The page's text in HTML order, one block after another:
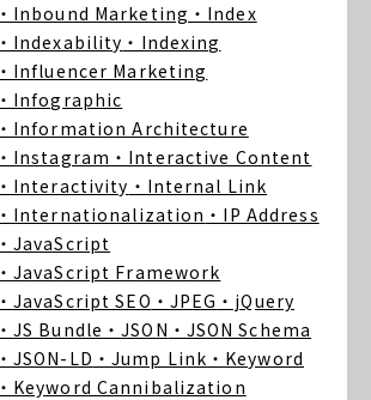
・Inbound Marketing ・Index
・Indexability ・Indexing
・Influencer Marketing
・Infographic
・Information Architecture
・Instagram ・Interactive Content
・Interactivity ・Internal Link
・Internationalization ・IP Address
・JavaScript
・JavaScript Framework
・JavaScript SEO ・JPEG ・jQuery
・JS Bundle ・JSON ・JSON Schema
・JSON-LD ・Jump Link ・Keyword
・Keyword Cannibalization